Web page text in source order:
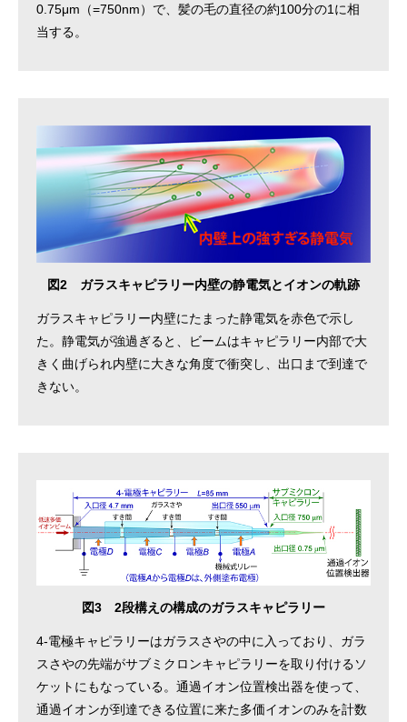
0.75μm（=750nm）で、髪の毛の直径の約100分の1に相
当する。
図2 ガラスキャピラリー内壁の静電気とイオンの軌跡
ガラスキャピラリー内壁にたまった静電気を赤色で示し
た。静電気が強過ぎると、ビームはキャピラリー内部で大
きく曲げられ内壁に大きな角度で衝突し、出口まで到達で
きない。
図3 2段構えの構成のガラスキャピラリー
4-電極キャピラリーはガラスさやの中に入っており、ガラ
スさやの先端がサブミクロンキャピラリーを取り付けるソ
ケットにもなっている。通過イオン位置検出器を使って、
通過イオンが到達できる位置に来た多価イオンのみを計数